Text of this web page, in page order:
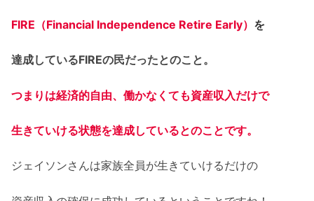
FIRE（Financial Independence Retire Early） を
達成しているFIREの民だったとのこと。
つまりは経済的自由、働かなくても資産収入だけで
生きていける状態を達成しているとのことです。
ジェイソンさんは家族全員が生きていけるだけの